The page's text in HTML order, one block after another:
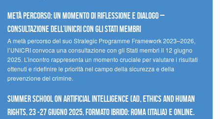
Metà percorso: un momento di riflessione e dialogo –
Consultazione dell’UNICRI con gli Stati membri
A metà percorso del suo Strategic Programme Framework 2023–2026,
l’UNICRI convoca una consultazione con gli Stati membri il 12 giugno
2025. L’incontro rappresenta un momento cruciale per valutare i risultati
ottenuti e ridefinire le priorità nel campo della sicurezza e della
prevenzione del crimine.
Summer School on Artificial Intelligence (AI), Ethics and Human
Rights, 23 -27 giugno 2025, Formato Ibrido: Roma (Italia) e online.